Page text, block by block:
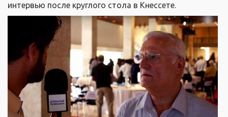
интервью после круглого стола в Кнессете.